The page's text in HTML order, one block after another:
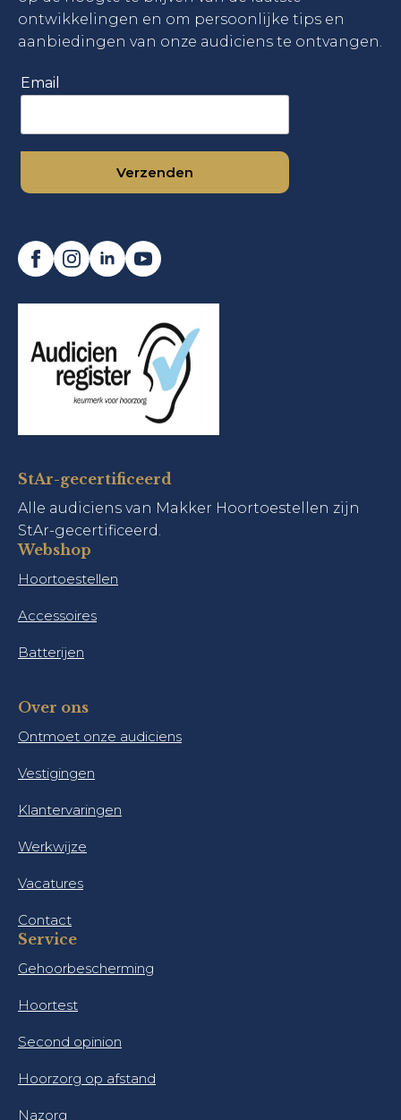
ontwikkelingen en om persoonlijke tips en
aanbiedingen van onze audiciens te ontvangen.
Email
StAr-gecertificeerd
Alle audiciens van Makker Hoortoestellen zijn
StAr-gecertificeerd.
Webshop
Hoortoestellen
Accessoires
Batterijen
Over ons
Ontmoet onze audiciens
Vestigingen
Klantervaringen
Werkwijze
Vacatures
Contact
Service
Gehoorbescherming
Hoortest
Second opinion
Hoorzorg op afstand
Nazorg